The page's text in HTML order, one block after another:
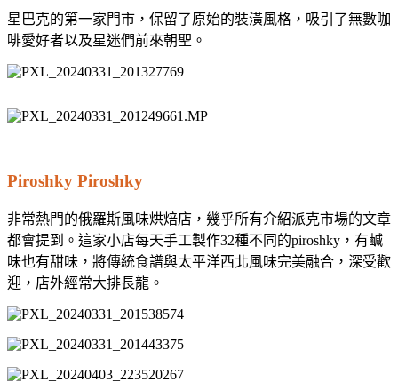
星巴克的第一家門市，保留了原始的裝潢風格，吸引了無數咖
啡愛好者以及星迷們前來朝聖。
Piroshky Piroshky
非常熱門的俄羅斯風味烘焙店，幾乎所有介紹派克市場的文章
都會提到。這家小店每天手工製作32種不同的piroshky，有鹹
味也有甜味，將傳統食譜與太平洋西北風味完美融合，深受歡
迎，店外經常大排長龍。